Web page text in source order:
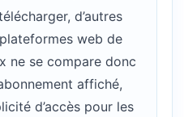
d’autres
web de
ne se compare donc
affiché,
d’accès pour les